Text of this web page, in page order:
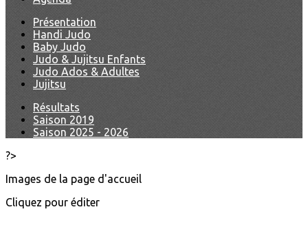
Présentation
Handi Judo
Baby Judo
Judo & Jujitsu Enfants
Judo Ados & Adultes
Jujitsu
Résultats
Saison 2019
Saison 2025 - 2026
?>
Images de la page d'accueil
Cliquez pour éditer